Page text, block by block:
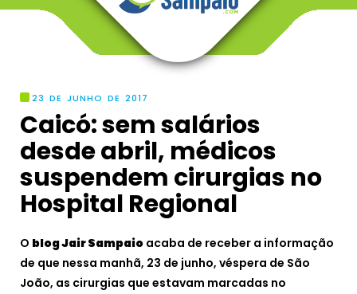
23 DE JUNHO DE 2017
Caicó: sem salários
desde abril, médicos
suspendem cirurgias no
Hospital Regional
O blog Jair Sampaio acaba de receber a informação
de que nessa manhã, 23 de junho, véspera de São
João, as cirurgias que estavam marcadas no